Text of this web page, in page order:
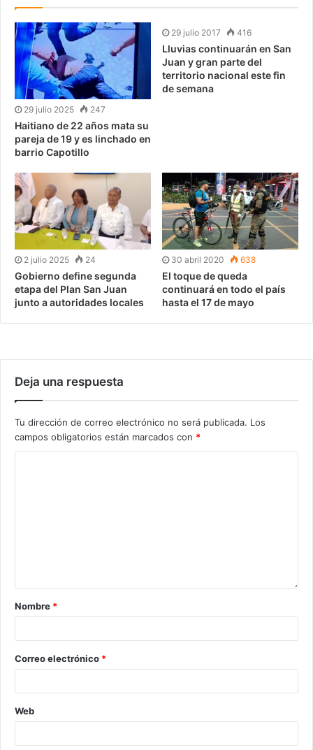
29 julio 2025 247
Haitiano de 22 años mata su
pareja de 19 y es linchado en
barrio Capotillo
29 julio 2017 416
Lluvias continuarán en San
Juan y gran parte del
territorio nacional este fin
de semana
2 julio 2025 24
Gobierno define segunda
etapa del Plan San Juan
junto a autoridades locales
30 abril 2020 638
El toque de queda
continuará en todo el país
hasta el 17 de mayo
Deja una respuesta
Tu dirección de correo electrónico no será publicada. Los
campos obligatorios están marcados con *
Nombre *
Correo electrónico *
Web